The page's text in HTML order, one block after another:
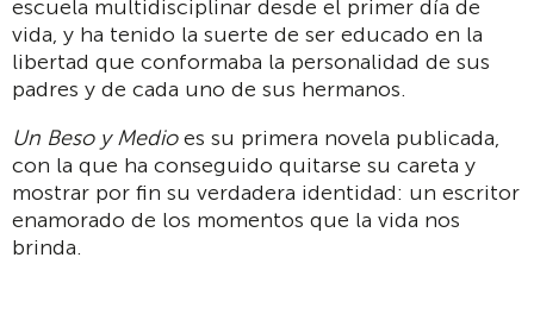
escuela multidisciplinar desde el primer día de
vida, y ha tenido la suerte de ser educado en la
libertad que conformaba la personalidad de sus
padres y de cada uno de sus hermanos.
Un Beso y Medioes su primera novela publicada,
con la que ha conseguido quitarse su careta y
mostrar por fin su verdadera identidad: un escritor
enamorado de los momentos que la vida nos
brinda.